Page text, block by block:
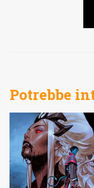
Potrebbe